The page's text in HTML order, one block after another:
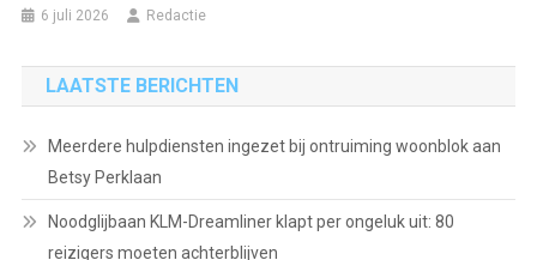
6 juli 2026 Redactie
LAATSTE BERICHTEN
Meerdere hulpdiensten ingezet bij ontruiming woonblok aan
Betsy Perklaan
Noodglijbaan KLM-Dreamliner klapt per ongeluk uit: 80
reizigers moeten achterblijven